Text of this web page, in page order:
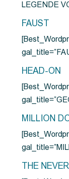
LEGENDE
FAUST
HEAD-ON
MILLION
THE